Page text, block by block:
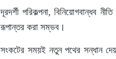
দূরদর্শী পরিকল্পনা, বিনিয়োগবান্ধব
রূপান্তর করা সম্ভব।
সংকটের সময়ই নতুন পথের সন্ধান